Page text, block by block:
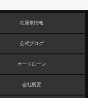
在庫車情報
公式ブログ
オートローン
会社概要